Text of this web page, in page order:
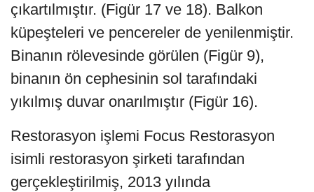
çıkartılmıştır. (Figür 17 ve 18). Balkon
küpeşteleri ve pencereler de yenilenmiştir.
Binanın rölevesinde görülen (Figür 9),
binanın ön cephesinin sol tarafındaki
yıkılmış duvar onarılmıştır (Figür 16).
Restorasyon işlemi Focus Restorasyon
isimli restorasyon şirketi tarafından
gerçekleştirilmiş, 2013 yılında